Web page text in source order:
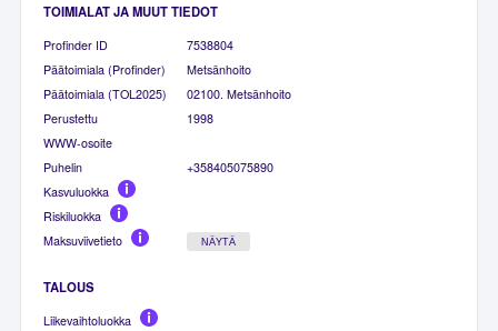
TOIMIALAT JA MUUT TIEDOT
Profinder ID
7538804
Päätoimiala (Profinder)
Metsänhoito
Päätoimiala (TOL2025)
02100. Metsänhoito
Perustettu
1998
WWW-osoite
Puhelin
+358405075890
Kasvuluokka
Riskiluokka
Maksuviivetieto
NÄYTÄ
TALOUS
Liikevaihtoluokka